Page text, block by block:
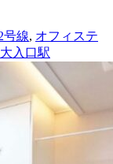
号線, オフィステ
入口駅